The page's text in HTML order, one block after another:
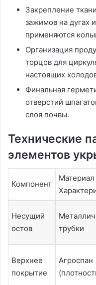
Закрепление
зажимов на дугах
применяются
Организация
торцов для
настоящих
Финальная
отверстий
слоя почвы․
Технические
элементов
Компонент
Несущий
остов
трубки
Верхнее
покрытие
Агроспан